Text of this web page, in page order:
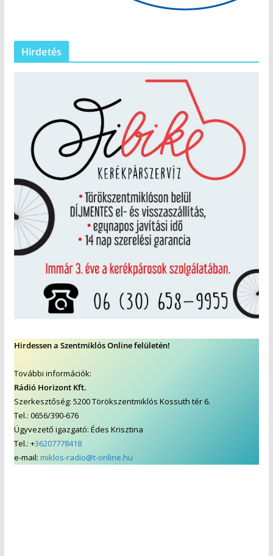
Hirdetés
Hirdessen a Szentmiklós Online felületén!
További információk:
Rádió Horizont Kft.
Szerkesztőség: 5200 Törökszentmiklós Kossuth tér 6.
Tel.: 0656/390-676
Ügyvezető igazgató: Édes Krisztina
Tel.: +36207778418
e-mail: miklos-radio@t-online.hu